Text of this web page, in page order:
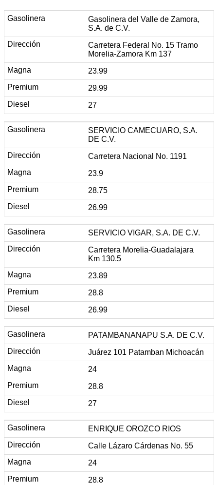
Gasolinera del Valle de Zamora,
S.A. de C.V.
Carretera Federal No. 15 Tramo
Morelia-Zamora Km 137
23.99
29.99
27
SERVICIO CAMECUARO, S.A.
DE C.V.
Carretera Nacional No. 1191
23.9
28.75
26.99
SERVICIO VIGAR, S.A. DE C.V.
Carretera Morelia-Guadalajara
Km 130.5
23.89
28.8
26.99
PATAMBANANAPU S.A. DE C.V.
Juárez 101 Patamban Michoacán
24
28.8
27
ENRIQUE OROZCO RIOS
Calle Lázaro Cárdenas No. 55
24
28.8